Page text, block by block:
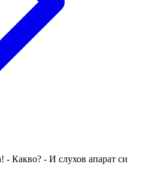
- Какво? - И слухов апарат си